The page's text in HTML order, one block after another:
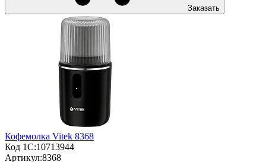
Заказать
Кофемолка Vitek 8368
Код 1С:10713944
Артикул:8368